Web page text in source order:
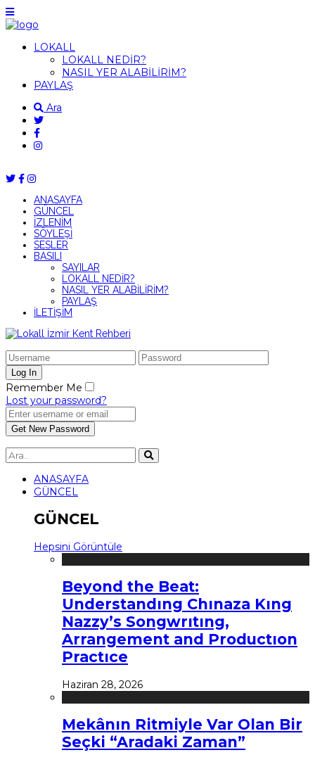
LOKALL
LOKALL NEDİR?
NASIL YER ALABİLİRİM?
PAYLAŞ
Ara
ANASAYFA
GÜNCEL
İZLENİM
SÖYLEŞİ
SESLER
BASILI
SAYILAR
LOKALL NEDİR?
NASIL YER ALABİLİRİM?
PAYLAŞ
İLETİŞİM
Remember Me
Lost your password?
ANASAYFA
GÜNCEL
GÜNCEL
Hepsini Görüntüle
Beyond the Beat:
Understandıng Chınaza Kıng
Nazzy’s Songwrıtıng,
Arrangement and Productıon
Practıce
Haziran 28, 2026
Mekânın Ritmiyle Var Olan Bir
Seçki “Aradaki Zaman”